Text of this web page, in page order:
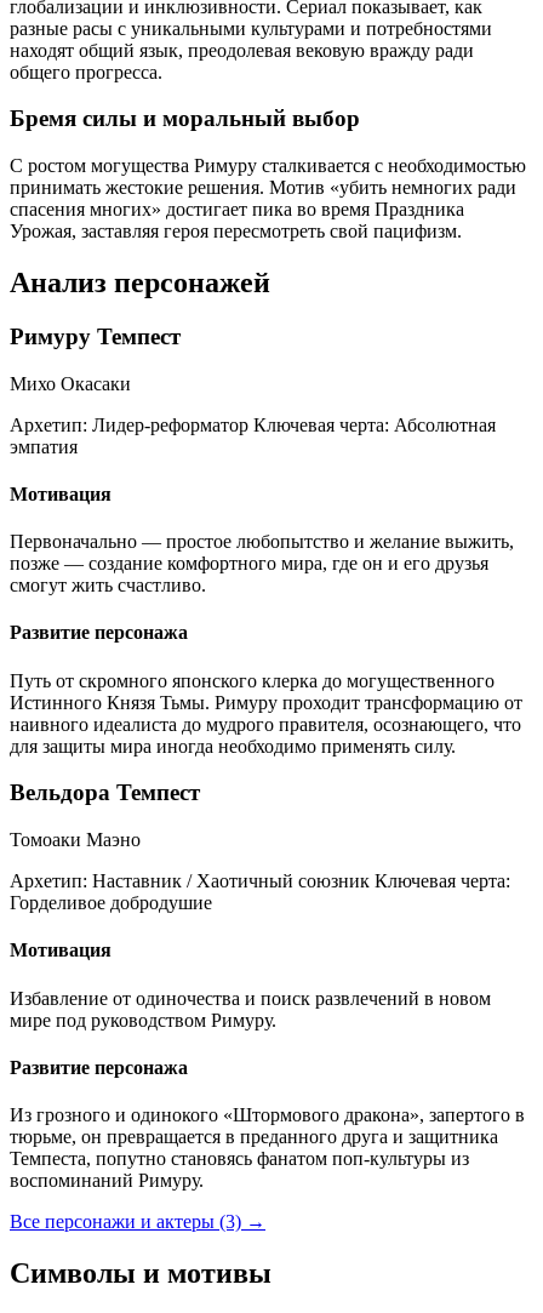
глобализации и инклюзивности. Сериал показывает, как
разные расы с уникальными культурами и потребностями
находят общий язык, преодолевая вековую вражду ради
общего прогресса.
Бремя силы и моральный выбор
С ростом могущества Римуру сталкивается с необходимостью
принимать жестокие решения. Мотив «убить немногих ради
спасения многих» достигает пика во время Праздника
Урожая, заставляя героя пересмотреть свой пацифизм.
Анализ персонажей
Римуру Темпест
Михо Окасаки
Архетип: Лидер-реформатор Ключевая черта: Абсолютная
эмпатия
Мотивация
Первоначально — простое любопытство и желание выжить,
позже — создание комфортного мира, где он и его друзья
смогут жить счастливо.
Развитие персонажа
Путь от скромного японского клерка до могущественного
Истинного Князя Тьмы. Римуру проходит трансформацию от
наивного идеалиста до мудрого правителя, осознающего, что
для защиты мира иногда необходимо применять силу.
Вельдора Темпест
Томоаки Маэно
Архетип: Наставник / Хаотичный союзник Ключевая черта:
Горделивое добродушие
Мотивация
Избавление от одиночества и поиск развлечений в новом
мире под руководством Римуру.
Развитие персонажа
Из грозного и одинокого «Штормового дракона», запертого в
тюрьме, он превращается в преданного друга и защитника
Темпеста, попутно становясь фанатом поп-культуры из
воспоминаний Римуру.
Все персонажи и актеры (3) →
Символы и мотивы